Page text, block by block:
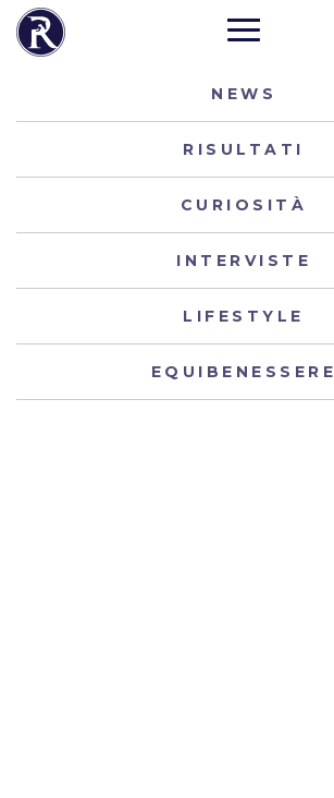
NEWS
RISULTATI
CURIOSITÀ
INTERVISTE
LIFESTYLE
EQUIBENESSERE